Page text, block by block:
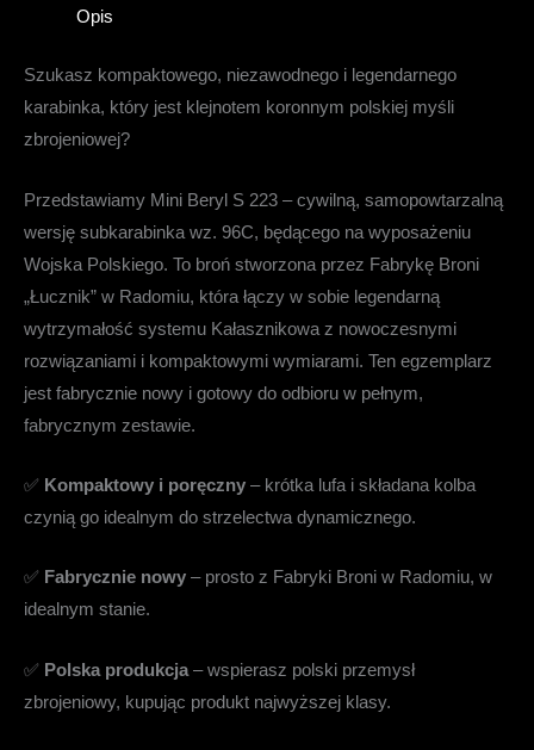
Opis
Szukasz kompaktowego, niezawodnego i legendarnego
karabinka, który jest klejnotem koronnym polskiej myśli
zbrojeniowej?
Przedstawiamy Mini Beryl S 223 – cywilną, samopowtarzalną
wersję subkarabinka wz. 96C, będącego na wyposażeniu
Wojska Polskiego. To broń stworzona przez Fabrykę Broni
„Łucznik” w Radomiu, która łączy w sobie legendarną
wytrzymałość systemu Kałasznikowa z nowoczesnymi
rozwiązaniami i kompaktowymi wymiarami. Ten egzemplarz
jest fabrycznie nowy i gotowy do odbioru w pełnym,
fabrycznym zestawie.
✅ Kompaktowy i poręczny – krótka lufa i składana kolba
czynią go idealnym do strzelectwa dynamicznego.
✅ Fabrycznie nowy – prosto z Fabryki Broni w Radomiu, w
idealnym stanie.
✅ Polska produkcja – wspierasz polski przemysł
zbrojeniowy, kupując produkt najwyższej klasy.